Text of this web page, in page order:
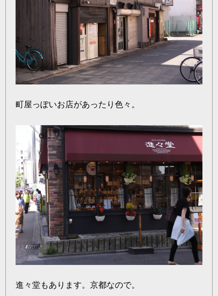
町屋っぽいお店があったり色々。
進々堂もあります。京都なので。